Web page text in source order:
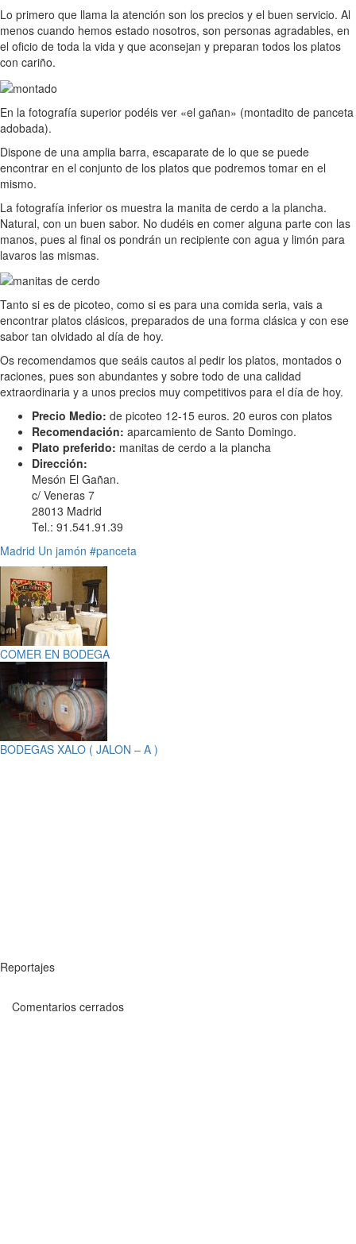
Lo primero que llama la atención son los precios y el buen servicio. Al
menos cuando hemos estado nosotros, son personas agradables, en
el oficio de toda la vida y que aconsejan y preparan todos los platos
con cariño.
En la fotografía superior podéis ver «el gañan» (montadito de panceta
adobada).
Dispone de una amplia barra, escaparate de lo que se puede
encontrar en el conjunto de los platos que podremos tomar en el
mismo.
La fotografía inferior os muestra la manita de cerdo a la plancha.
Natural, con un buen sabor. No dudéis en comer alguna parte con las
manos, pues al final os pondrán un recipiente con agua y limón para
lavaros las mismas.
Tanto si es de picoteo, como si es para una comida seria, vais a
encontrar platos clásicos, preparados de una forma clásica y con ese
sabor tan olvidado al día de hoy.
Os recomendamos que seáis cautos al pedir los platos, montados o
raciones, pues son abundantes y sobre todo de una calidad
extraordinaria y a unos precios muy competitivos para el día de hoy.
Precio Medio: de picoteo 12-15 euros. 20 euros con platos
Recomendación: aparcamiento de Santo Domingo.
Plato preferido: manitas de cerdo a la plancha
Dirección:
Mesón El Gañan.
c/ Veneras 7
28013 Madrid
Tel.: 91.541.91.39
Madrid Un jamón #panceta
COMER EN BODEGA
BODEGAS XALO ( JALON – A )
Reportajes
Comentarios cerrados